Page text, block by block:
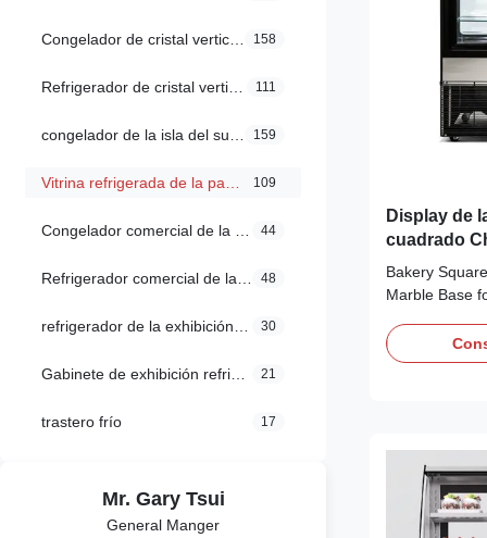
158
111
159
109
44
48
30
21
trastero frío 17
Mr. Gary Tsui
General Manger
Display de
cuadrado
opcional
postres
Bakery
Marble Base
chiller adopts
with eco-